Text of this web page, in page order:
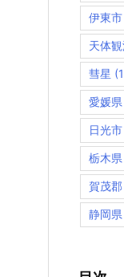
伊東市
天体
彗星
愛媛県
日光市
栃木県
賀茂郡
静岡県